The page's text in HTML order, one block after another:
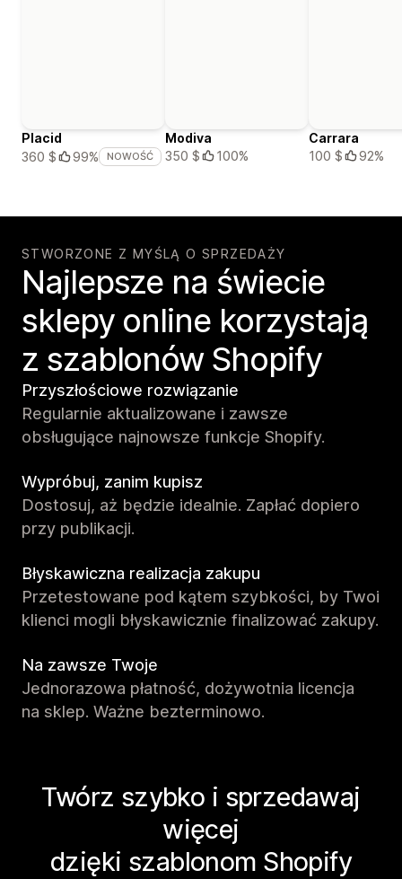
Placid
360 $
99% NOWOŚĆ
Modiva
350 $
100%
Carrara
100 $
92%
STWORZONE Z MYŚLĄ O SPRZEDAŻY
Najlepsze na świecie
sklepy online korzystają
z szablonów Shopify
Przyszłościowe rozwiązanie
Regularnie aktualizowane i zawsze
obsługujące najnowsze funkcje Shopify.
Wypróbuj, zanim kupisz
Dostosuj, aż będzie idealnie. Zapłać dopiero
przy publikacji.
Błyskawiczna realizacja zakupu
Przetestowane pod kątem szybkości, by Twoi
klienci mogli błyskawicznie finalizować zakupy.
Na zawsze Twoje
Jednorazowa płatność, dożywotnia licencja
na sklep. Ważne bezterminowo.
Twórz szybko i sprzedawaj
więcej
dzięki szablonom Shopify